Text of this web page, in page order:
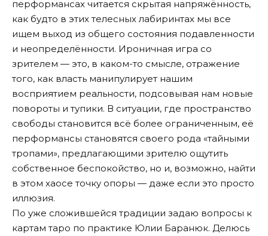
перформансах читается скрытая напряжённость,
как будто в этих телесных лабиринтах мы все
ищем выход из общего состояния подавленности
и неопределённости. Ироничная игра со
зрителем — это, в каком-то смысле, отражение
того, как власть манипулирует нашим
восприятием реальности, подсовывая нам новые
повороты и тупики. В ситуации, где пространство
свободы становится всё более ограниченным, её
перформансы становятся своего рода «тайными
тропами», предлагающими зрителю ощутить
собственное беспокойство, но и, возможно, найти
в этом хаосе точку опоры — даже если это просто
иллюзия.
По уже сложившейся традиции задаю вопросы к
картам таро по практике Юлии Баранюк. Делюсь